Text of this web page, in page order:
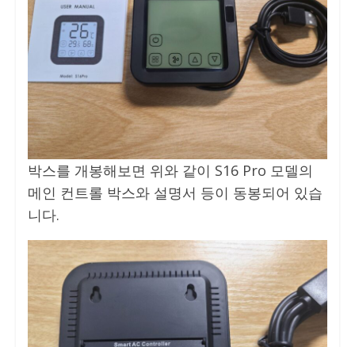
박스를 개봉해보면 위와 같이 S16 Pro 모델의
메인 컨트롤 박스와 설명서 등이 동봉되어 있습
니다.